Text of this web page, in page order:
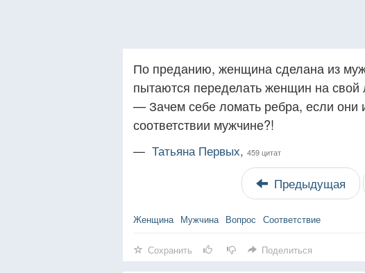
По преданию, женщина сделана из
пытаются переделать женщин на свой
— Зачем себе ломать ребра, если они
соответствии мужчине?!
— Татьяна Первых, 459 цитат
Предыдущая
Женщина Мужчина Вопрос Соответствие
Сохранить Поделиться